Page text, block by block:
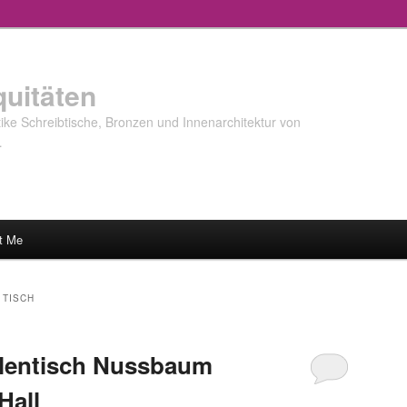
Schreibtische, Bronzen und Innenarchitektur von
Me
Nussbaum